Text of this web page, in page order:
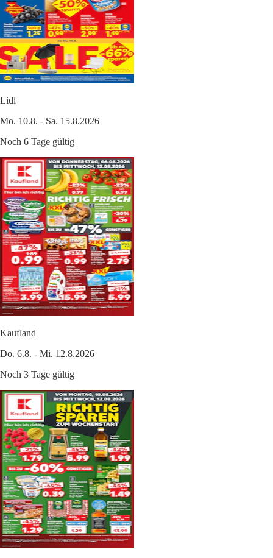
Lidl
Mo. 10.8. - Sa. 15.8.2026
Noch 6 Tage gültig
Kaufland
Do. 6.8. - Mi. 12.8.2026
Noch 3 Tage gültig